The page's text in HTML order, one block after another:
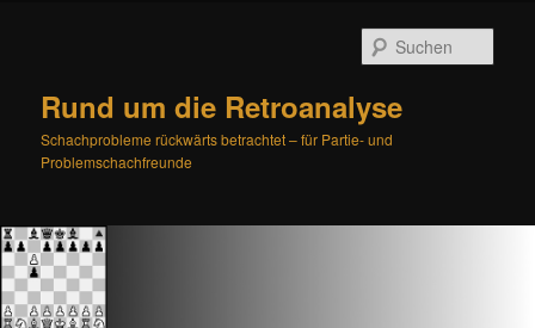
Rund um die Retroanalyse
Schachprobleme rückwärts betrachtet – für Partie- und
Problemschachfreunde